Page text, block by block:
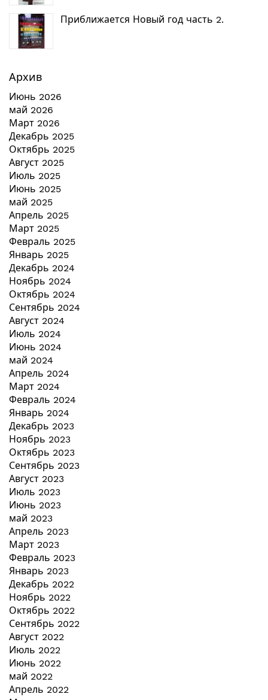
Приближается Новый год часть 2.
Архив
Июнь 2026
май 2026
Март 2026
Декабрь 2025
Октябрь 2025
Август 2025
Июль 2025
Июнь 2025
май 2025
Апрель 2025
Март 2025
Февраль 2025
Январь 2025
Декабрь 2024
Ноябрь 2024
Октябрь 2024
Сентябрь 2024
Август 2024
Июль 2024
Июнь 2024
май 2024
Апрель 2024
Март 2024
Февраль 2024
Январь 2024
Декабрь 2023
Ноябрь 2023
Октябрь 2023
Сентябрь 2023
Август 2023
Июль 2023
Июнь 2023
май 2023
Апрель 2023
Март 2023
Февраль 2023
Январь 2023
Декабрь 2022
Ноябрь 2022
Октябрь 2022
Сентябрь 2022
Август 2022
Июль 2022
Июнь 2022
май 2022
Апрель 2022